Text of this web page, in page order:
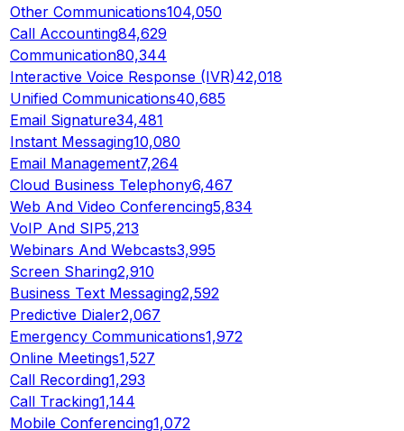
Other Communications104,050
Call Accounting84,629
Communication80,344
Interactive Voice Response (IVR)42,018
Unified Communications40,685
Email Signature34,481
Instant Messaging10,080
Email Management7,264
Cloud Business Telephony6,467
Web And Video Conferencing5,834
VoIP And SIP5,213
Webinars And Webcasts3,995
Screen Sharing2,910
Business Text Messaging2,592
Predictive Dialer2,067
Emergency Communications1,972
Online Meetings1,527
Call Recording1,293
Call Tracking1,144
Mobile Conferencing1,072